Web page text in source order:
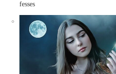
fesses